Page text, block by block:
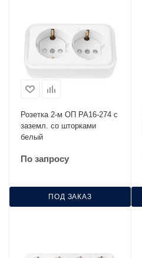
Розетка 2-м ОП РА16-274 с
заземл. со шторками
белый
По запросу
ПОД ЗАКАЗ